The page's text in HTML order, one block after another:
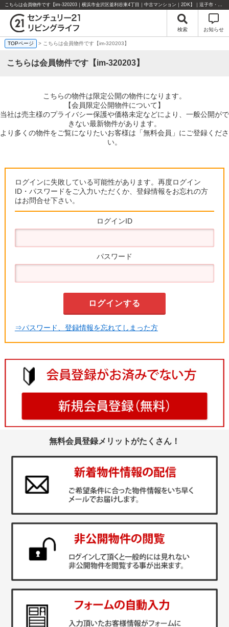
こちらは会員物件です【im-320203｜横浜市金沢区釜利谷東4丁目｜中古マンション｜2DK】｜逗子市・葉山町・湘南エリアの不動産のことならセンチュリー21リビングライフにお任せください！
検索 お知らせ
TOPページ > こちらは会員物件です【im-320203】
こちらは会員物件です【im-320203】
こちらの物件は限定公開の物件になります。
【会員限定公開物件について】
当社は売主様のプライバシー保護や価格未定などにより、一般公開がで
きない最新物件があります。
より多くの物件をご覧になりたいお客様は「無料会員」にご登録くださ
い。
ログインに失敗している可能性があります。再度ログイン
ID・パスワードをご入力いただくか、登録情報をお忘れの方
はお問合せ下さい。
ログインID
パスワード
⇒パスワード、登録情報を忘れてしまった方
無料会員登録メリットがたくさん！